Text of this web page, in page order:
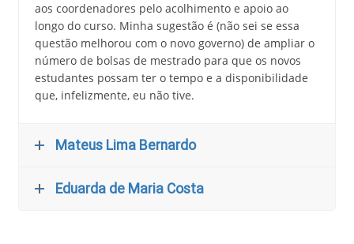
aos coordenadores pelo acolhimento e apoio ao
longo do curso. Minha sugestão é (não sei se essa
questão melhorou com o novo governo) de ampliar o
número de bolsas de mestrado para que os novos
estudantes possam ter o tempo e a disponibilidade
que, infelizmente, eu não tive.
Mateus Lima Bernardo
Eduarda de Maria Costa